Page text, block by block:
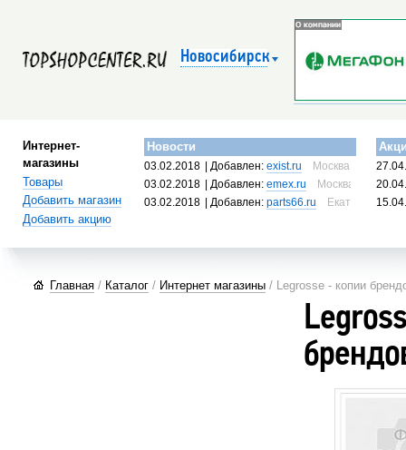
Новосибирск
Интернет-
магазины
Товары
Добавить магазин
Добавить акцию
Новости
03.02.2018 | Добавлен:exist.ru
Москва, Россия
03.02.2018
| Добавлен:emex.ru
Москва, Россия
03.02.2018
| Добавлен:parts66.ru Екатеринбург,
Главная / Каталог / Интернет магазины / Legrosse - копии